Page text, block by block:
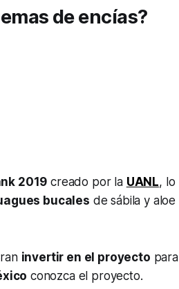
de encías?
2019 creado por la UANL, lo
bucales de sábila y aloe
invertir en el proyecto para
conozca el proyecto.